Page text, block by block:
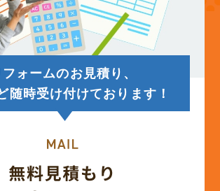
フォームのお見積り、
随時受け付けております！